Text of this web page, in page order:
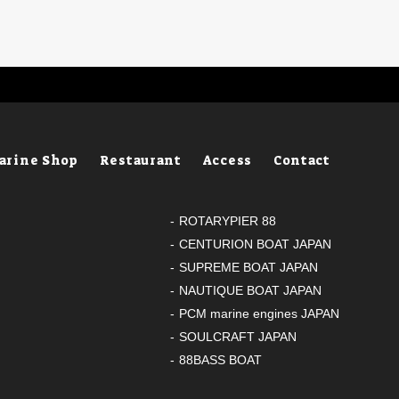
Shop Restaurant Access Contact
ROTARYPIER 88
CENTURION BOAT JAPAN
SUPREME BOAT JAPAN
NAUTIQUE BOAT JAPAN
PCM marine engines JAPAN
SOULCRAFT JAPAN
88BASS BOAT